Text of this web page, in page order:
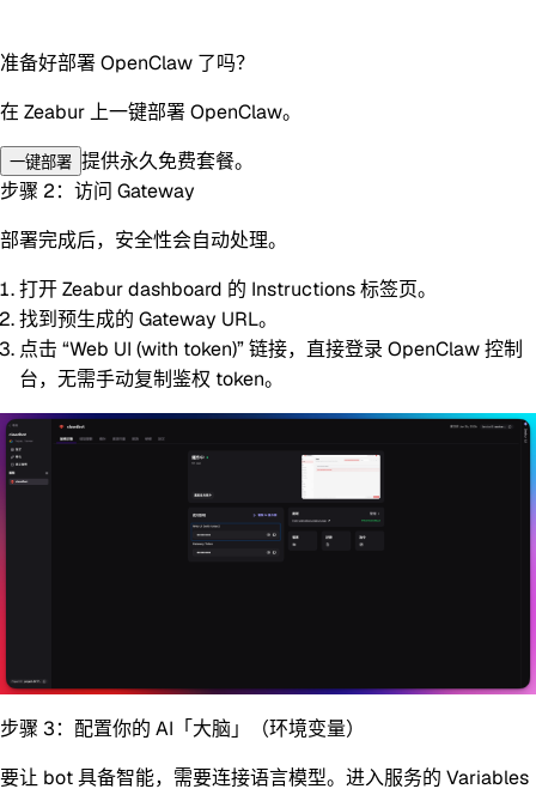
准备好部署 OpenClaw 了吗？
在 Zeabur 上一键部署 OpenClaw。
一键部署 提供永久免费套餐。
步骤 2：访问 Gateway
部署完成后，安全性会自动处理。
打开 Zeabur dashboard 的 Instructions标签页。
找到预生成的 Gateway URL。
点击 “Web UI (with token)”链接，直接登录 OpenClaw 控制
台，无需手动复制鉴权 token。
步骤 3：配置你的 AI「大脑」（环境变量）
要让 bot 具备智能，需要连接语言模型。进入服务的 Variables